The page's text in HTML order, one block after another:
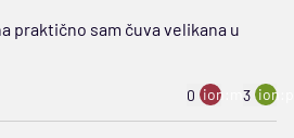
praktično sam čuva velikana u
0 ion:minus
3